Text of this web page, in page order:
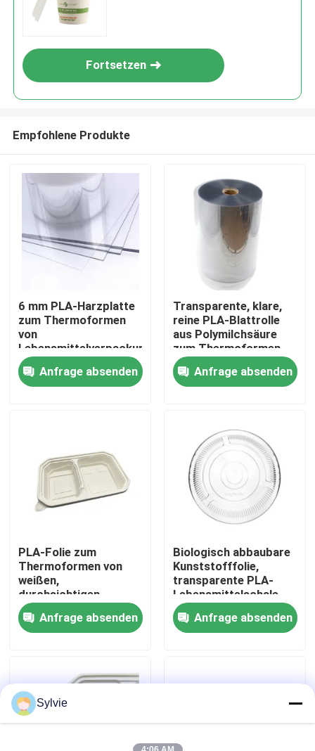
Haus
Produkte
Fabrik-Ausflug
Treten Sie mit uns in Verbindung
Nachrichten
PET-Folie
Fortsetzen
Empfohlene Produkte
6 mm PLA-Harzplatte
zum Thermoformen
von
Lebensmittelverpackungen,
Hühner-Fisch-Fleisch-
TablettAnfrage absenden
Transparente, klare,
reine PLA-Blattrolle
aus Polymilchsäure
zum Thermoformen
Anfrage absenden
PLA-Folie zum
Thermoformen von
weißen,
durchsichtigen
Verpackungen aus
Kunststoff
Anfrage absenden
Biologisch abbaubare
Kunststofffolie,
transparente PLA-
Lebensmittelschale
Anfrage absenden
Sylvie